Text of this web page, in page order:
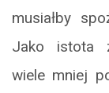
musiałby
Jako istota
wiele mniej